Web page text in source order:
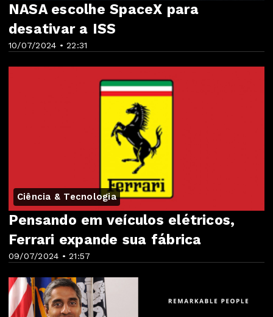
10/07/2024 • 22:31
NASA escolhe SpaceX para
desativar a ISS
Ciência & Tecnologia
09/07/2024 • 21:57
Pensando em veículos elétricos,
Ferrari expande sua fábrica